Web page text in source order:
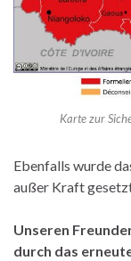
Karte zur
Ebenfalls wurde
außer Kraft
Unseren
durch das